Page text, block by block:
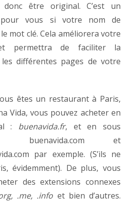
être original. C’est un
pour vous si votre nom de
mot clé. Cela améliorera votre
et permettra de faciliter la
différentes pages de votre
êtes un restaurant à Paris,
Vida, vous pouvez acheter en
: buenavida.fr, et en sous
buenavida.com et
par exemple. (S’ils ne
évidemment). De plus, vous
des extensions connexes
.me, .info et bien d’autres.